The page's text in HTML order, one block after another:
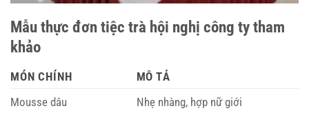
Mẫu thực đơn tiệc trà hội nghị công ty tham
khảo
MÓN CHÍNH
MÔ TẢ
Mousse dâu
Nhẹ nhàng, hợp nữ giới